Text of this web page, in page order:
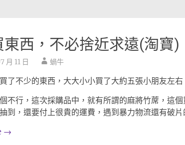
東西，不必捨近求遠(淘寶)
月 11 日 蝸牛
了不少的東西，大大小小買了大約五張小朋友左右
不行，這次採購品中，就有所謂的麻將竹蓆，這
到，還要付上很貴的運費，遇到暴力物流還有破片
→